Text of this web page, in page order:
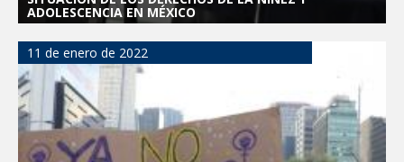
ADOLESCENCIA EN MÉXICO
11 de enero de 2022